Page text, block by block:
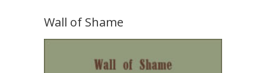
Wall of Shame